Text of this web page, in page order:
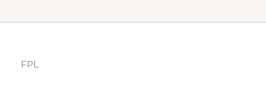
FPL